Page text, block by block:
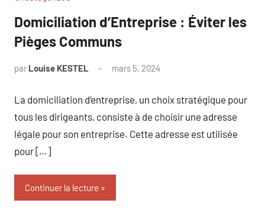
Domiciliation d’Entreprise : Éviter les
Pièges Communs
par Louise KESTEL mars 5, 2024
La domiciliation d’entreprise, un choix stratégique pour
tous les dirigeants, consiste à de choisir une adresse
légale pour son entreprise. Cette adresse est utilisée
pour […]
Continuer la lecture